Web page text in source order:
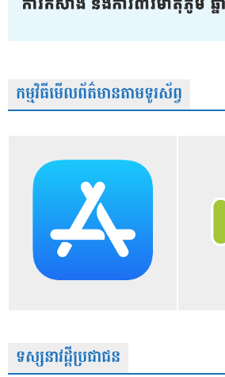
កម្មវិធីមើលព័ត៌មានតាមទូរស័ព្វ
ទស្សនាវដ្តីប្រជាជន